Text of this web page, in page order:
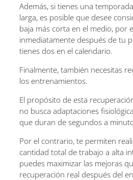
Además, si tienes una
larga, es posible que desee
baja más corta en el medio, por
inmediatamente después de tu
tienes dos en el calendario.
Finalmente, también necesitas
los entrenamientos.
El propósito de esta
no busca adaptaciones
que duran de segundos a
Por el contrario, te permiten
cantidad total de trabajo a alta
puedes maximizar las mejoras
recuperación real después del